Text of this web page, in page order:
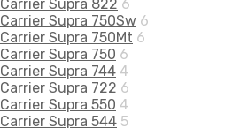
Carrier Supra 822 6
Carrier Supra 750Sw 6
Carrier Supra 750Mt 6
Carrier Supra 750 6
Carrier Supra 744 4
Carrier Supra 722 6
Carrier Supra 550 4
Carrier Supra 544 5